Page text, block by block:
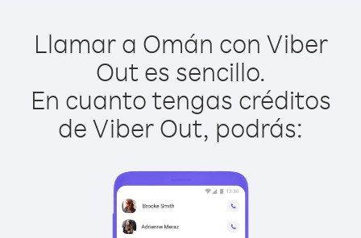
Llamar a Omán con Viber
Out es sencillo.
En cuanto tengas créditos
de Viber Out, podrás: